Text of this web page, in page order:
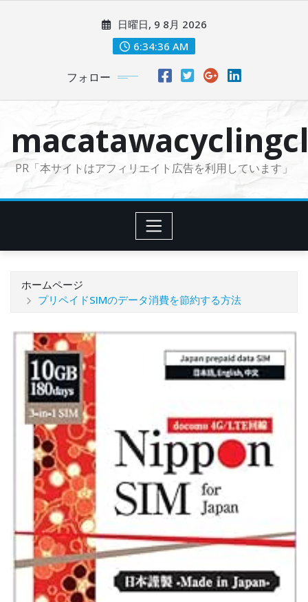
に
日曜日, 9 8月 2026
6:34:38 AM
フォロー
PR「本サイトはアフィリエイト広告を利用しています」
ホームページ
プリペイドSIMのデータ消費を節約する方法